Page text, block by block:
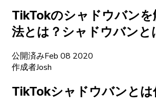
TikTokのシャドウバンを
法とは？シャドウバンと
公開済みFeb 08 2020
作成者Josh
TikTokシャドウバンと